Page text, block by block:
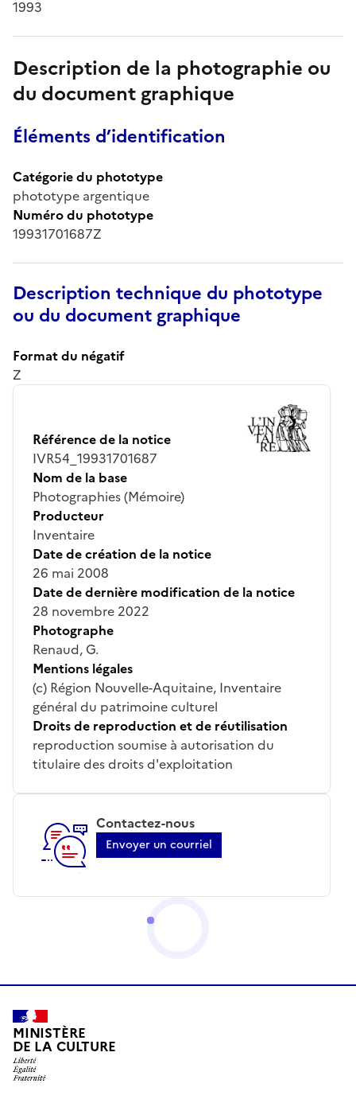
1993
Description de la photographie ou
du document graphique
Éléments d’identification
Catégorie du phototype
phototype argentique
Numéro du phototype
19931701687Z
Description technique du phototype
ou du document graphique
Format du négatif
Z
Référence de la notice
IVR54_19931701687
Nom de la base
Photographies (Mémoire)
Producteur
Inventaire
Date de création de la notice
26 mai 2008
Date de dernière modification de la notice
28 novembre 2022
Photographe
Renaud, G.
Mentions légales
(c) Région Nouvelle-Aquitaine, Inventaire
général du patrimoine culturel
Droits de reproduction et de réutilisation
reproduction soumise à autorisation du
titulaire des droits d'exploitation
Contactez-nous
Envoyer un courriel
MINISTÈRE
DE LA CULTURE